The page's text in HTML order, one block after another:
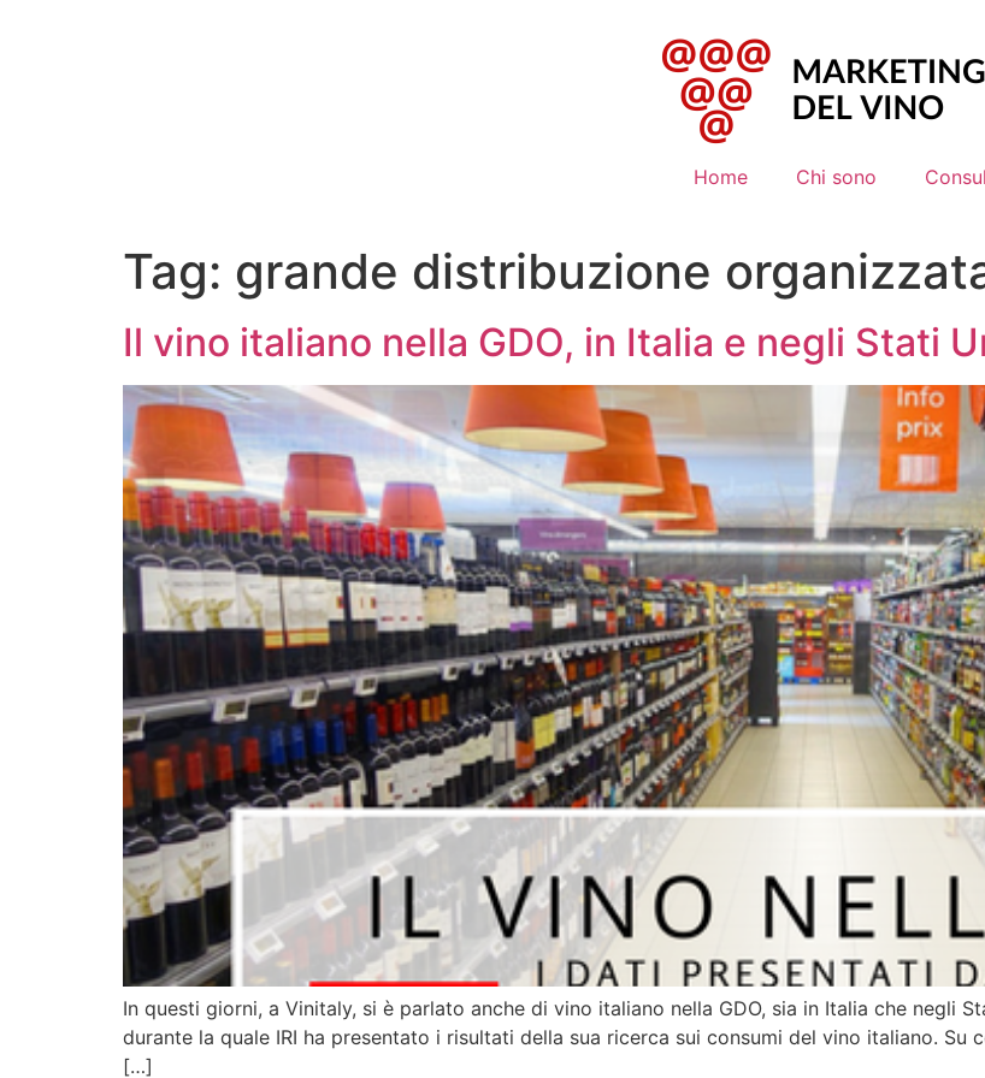
Home Chi sono
Tag: grande distribuzione
Il vino italiano nella GDO, in Italia e negli Stati
In questi giorni, a Vinitaly, si è parlato anche di vino italiano nella GDO, sia in Italia che negli
durante la quale IRI ha presentato i risultati della sua ricerca sui consumi del vino italiano. Su
[…]